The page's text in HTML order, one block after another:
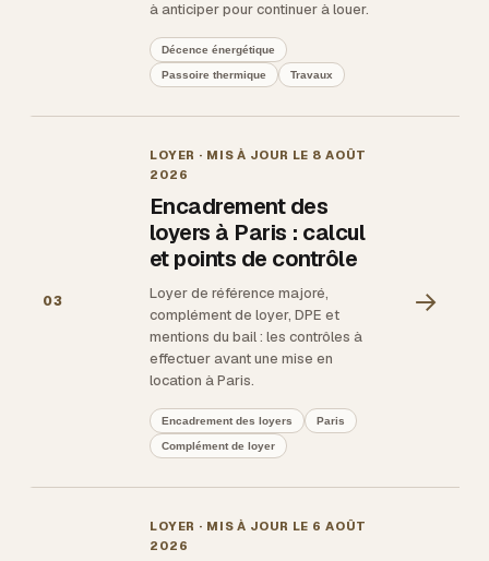
à anticiper pour continuer à louer.
Décence énergétique
Passoire thermique Travaux
03
LOYER · MIS À JOUR LE 8 AOÛT
2026
Encadrement des
loyers à Paris : calcul
et points de contrôle
Loyer de référence majoré,
complément de loyer, DPE et
mentions du bail : les contrôles à
effectuer avant une mise en
location à Paris.
Encadrement des loyers Paris
Complément de loyer
→
LOYER · MIS À JOUR LE 6 AOÛT
2026